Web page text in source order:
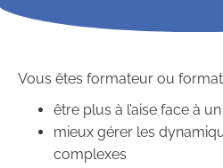
Vous êtes formateur ou
être plus à l’aise face à
mieux gérer les
complexes